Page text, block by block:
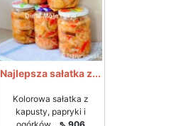
Najlepsza sałatka z...
Kolorowa sałatka z
kapusty, papryki i
ogórków... ⇖ 906